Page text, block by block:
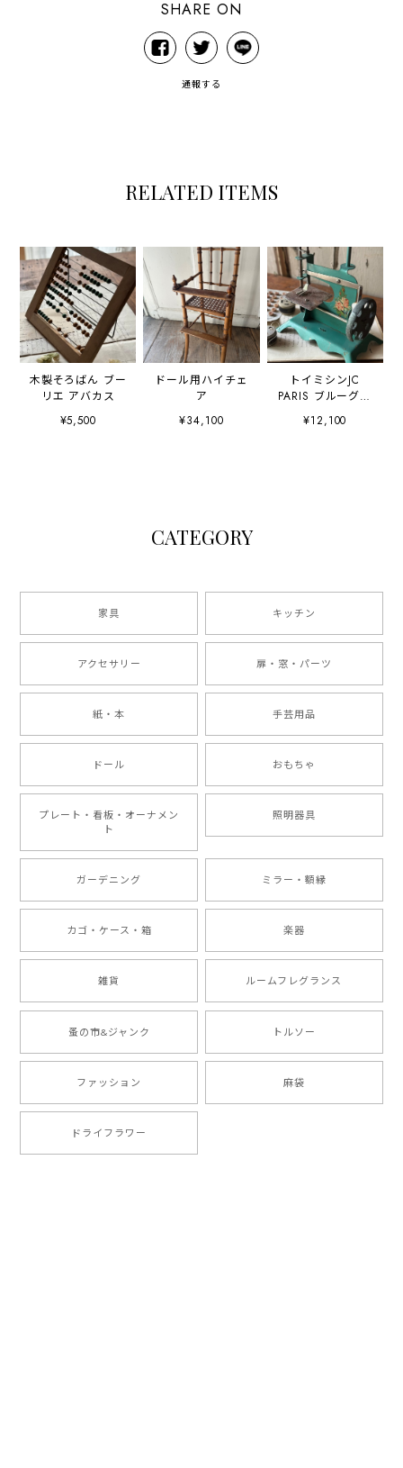
SHARE ON
通報する
RELATED ITEMS
木製そろばん ブー
リエ アバカス
¥5,500
ドール用ハイチェ
ア
¥34,100
トイミシンJC
PARIS ブルーグリ
ーン BABYシリー
ズ
¥12,100
CATEGORY
家具 キッチン
アクセサリー 扉・窓・パーツ
紙・本 手芸用品
ドール おもちゃ
プレート・看板・オーナメン
ト
照明器具
ガーデニング ミラー・額縁
カゴ・ケース・箱 楽器
雑貨 ルームフレグランス
蚤の市&ジャンク トルソー
ファッション 麻袋
ドライフラワー